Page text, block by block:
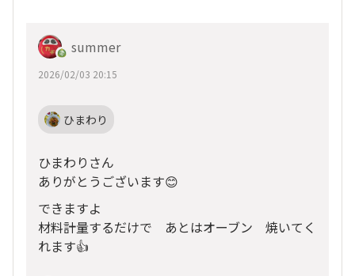
summer
2026/02/03 20:15
ひまわり
ひまわりさん
ありがとうございます😊
できますよ
材料計量するだけで あとはオーブン 焼いてく
れます👍